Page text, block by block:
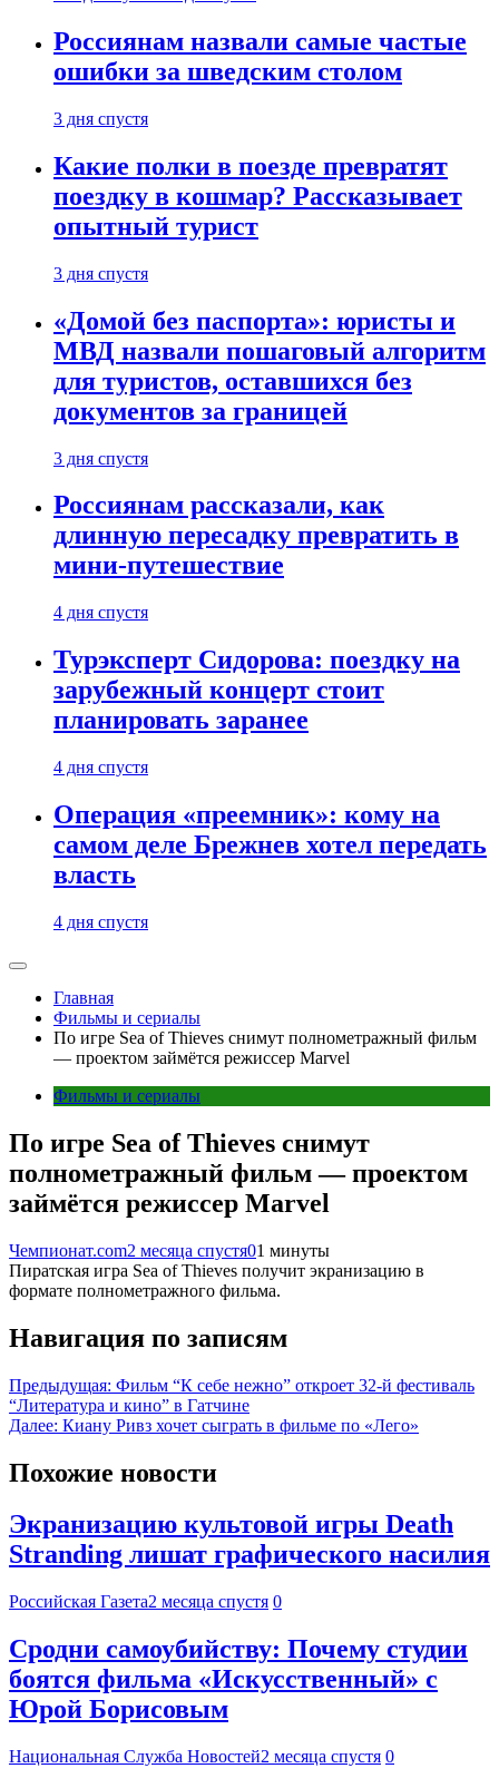
Россиянам назвали самые частые
ошибки за шведским столом
3 дня спустя
Какие полки в поезде превратят
поездку в кошмар? Рассказывает
опытный турист
3 дня спустя
«Домой без паспорта»: юристы и
МВД назвали пошаговый алгоритм
для туристов, оставшихся без
документов за границей
3 дня спустя
Россиянам рассказали, как
длинную пересадку превратить в
мини-путешествие
4 дня спустя
Турэксперт Сидорова: поездку на
зарубежный концерт стоит
планировать заранее
4 дня спустя
Операция «преемник»: кому на
самом деле Брежнев хотел передать
власть
4 дня спустя
Главная
Фильмы и сериалы
По игре Sea of Thieves снимут полнометражный фильм
— проектом займётся режиссер Marvel
Фильмы и сериалы
По игре Sea of Thieves снимут
полнометражный фильм — проектом
займётся режиссер Marvel
Чемпионат.com2 месяца спустя01 минуты
Пиратская игра Sea of Thieves получит экранизацию в
формате полнометражного фильма.
Навигация по записям
Предыдущая: Фильм “К себе нежно” откроет 32-й фестиваль
“Литература и кино” в Гатчине
Далее: Киану Ривз хочет сыграть в фильме по «Лего»
Похожие новости
Экранизацию культовой игры Death
Stranding лишат графического насилия
Российская Газета2 месяца спустя 0
Сродни самоубийству: Почему студии
боятся фильма «Искусственный» с
Юрой Борисовым
Национальная Служба Новостей2 месяца спустя 0